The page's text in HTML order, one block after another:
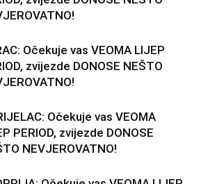
Očekuje vas VEOMA LIJEP
zvijezde DONOSE NEŠTO
Očekuje vas VEOMA
PERIOD, zvijezde DONOSE
NEVJEROVATNO!